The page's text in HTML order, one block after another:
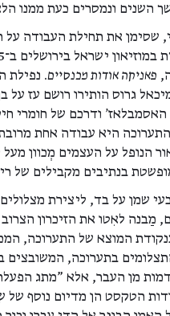
השנים ונמסרים כעת ממנו
שסימן את תחילת העבודה על
פאניקה אודות מכנסיים. נפילת
גרוס הותירו רושם עז על
ודרכם של חומרי
התערוכה היא עבודה אחת
הנופל על העצמים מְכוון
בנתיבים מקבילים של
שמן על בד, ליצירת מצלולים
מַבנה לאִטו את הזיכרון
המוצא של התערוכה,
בתערוכה,
מן העבר, אלא "מתג
הטקסט הן מדיום נוסף